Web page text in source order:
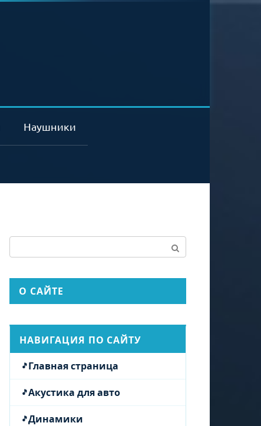
Наушники
О САЙТЕ
НАВИГАЦИЯ ПО САЙТУ
Главная страница
Акустика для авто
Динамики